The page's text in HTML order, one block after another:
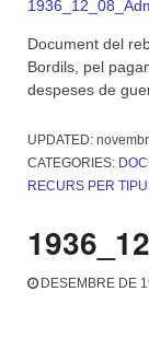
Document del
Bordils, pel
despeses de
UPDATED:
CATEGORIES:
RECURS PER
DESEMBRE DE